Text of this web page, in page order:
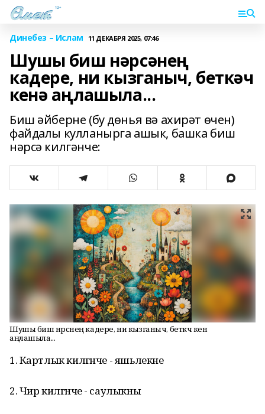
Динебез – Ислам 11 ДЕКАБРЯ 2025, 07:46
Шушы биш нәрсәнең
кадере, ни кызганыч, беткәч
кенә аңлашыла...
Биш әйберне (бу дөнья вә ахирәт өчен)
файдалы кулланырга ашык, башка биш
нәрсә килгәнче:
Шушы биш нәрсәнең кадере, ни кызганыч, беткәч кенә
аңлашыла...
1. Картлык килгәнче - яшьлекне
2. Чир килгәнче - саулыкны